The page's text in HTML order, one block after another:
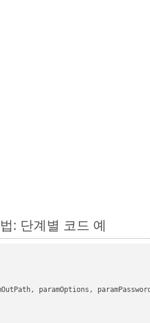
: 단계별 코드 예
paramOptions,